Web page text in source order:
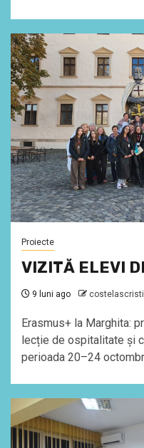
Proiecte
VIZITĂ ELEVI
9 luni ago
Erasmus+ la Marghita:
lecție de ospitalitate și
perioada 20–24